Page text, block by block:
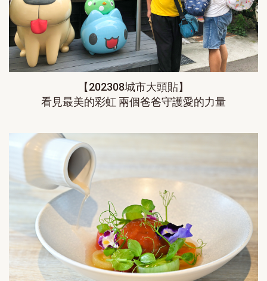
【202308城市大頭貼】
看見最美的彩虹 兩個爸爸守護愛的力量